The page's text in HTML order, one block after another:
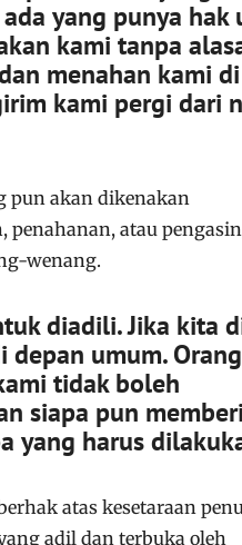
yang punya hak
kami tanpa
menahan kami
kami pergi dari
pun akan dikenakan
penahanan, atau
wenang.
diadili. Jika kita
depan umum.
tidak boleh
siapa pun
yang harus
atas kesetaraan
adil dan terbuka oleh